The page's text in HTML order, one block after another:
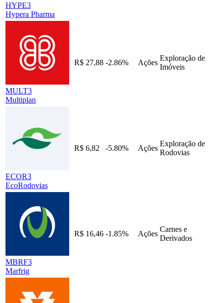
HYPE3
Hypera Pharma
MULT3
Multiplan
R$ 27,88 -2.86% Ações
Exploração de
Imóveis
ECOR3
EcoRodovias
R$ 6,82 -5.80% Ações
Exploração de
Rodovias
MBRF3
Marfrig
R$ 16,46 -1.85% Ações
Carnes e
Derivados